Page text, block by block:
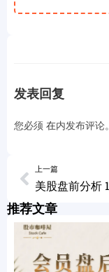
发表回复
您必须 在内发布评论。
上一篇
推荐文章